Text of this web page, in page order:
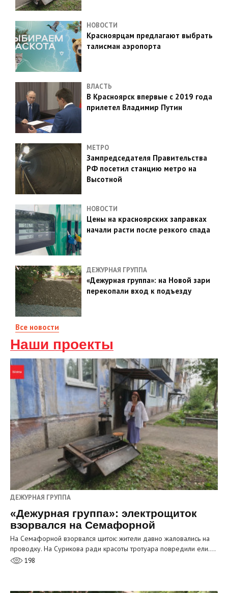
НОВОСТИ
Красноярцам предлагают выбрать
талисман аэропорта
ВЛАСТЬ
В Красноярск впервые с 2019 года
прилетел Владимир Путин
МЕТРО
Зампредседателя Правительства
РФ посетил станцию метро на
Высотной
НОВОСТИ
Цены на красноярских заправках
начали расти после резкого спада
ДЕЖУРНАЯ ГРУППА
«Дежурная группа»: на Новой зари
перекопали вход к подъезду
Все новости
Наши проекты
ДЕЖУРНАЯ ГРУППА
«Дежурная группа»: электрощиток
взорвался на Семафорной
На Семафорной взорвался щиток: жители давно жаловались на
проводку. На Сурикова ради красоты тротуара повредили ели.…
198